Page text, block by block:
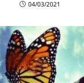
04/03/2021